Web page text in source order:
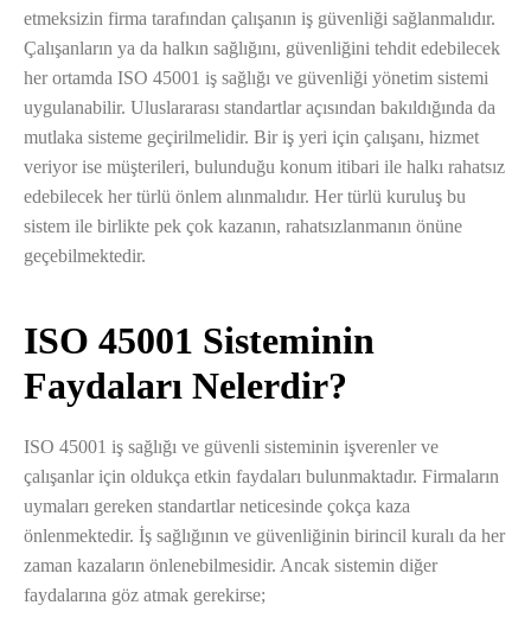
etmeksizin firma tarafından çalışanın iş güvenliği sağlanmalıdır.
Çalışanların ya da halkın sağlığını, güvenliğini tehdit edebilecek
her ortamda ISO 45001 iş sağlığı ve güvenliği yönetim sistemi
uygulanabilir. Uluslararası standartlar açısından bakıldığında da
mutlaka sisteme geçirilmelidir. Bir iş yeri için çalışanı, hizmet
veriyor ise müşterileri, bulunduğu konum itibari ile halkı rahatsız
edebilecek her türlü önlem alınmalıdır. Her türlü kuruluş bu
sistem ile birlikte pek çok kazanın, rahatsızlanmanın önüne
geçebilmektedir.
ISO 45001 Sisteminin
Faydaları Nelerdir?
ISO 45001 iş sağlığı ve güvenli sisteminin işverenler ve
çalışanlar için oldukça etkin faydaları bulunmaktadır. Firmaların
uymaları gereken standartlar neticesinde çokça kaza
önlenmektedir. İş sağlığının ve güvenliğinin birincil kuralı da her
zaman kazaların önlenebilmesidir. Ancak sistemin diğer
faydalarına göz atmak gerekirse;